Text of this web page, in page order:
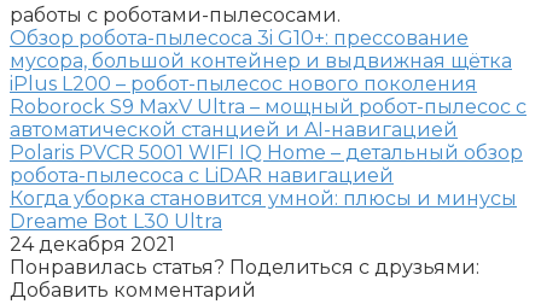
работы с роботами-пылесосами.
Обзор робота-пылесоса 3i G10+: прессование
мусора, большой контейнер и выдвижная щётка
iPlus L200 – робот-пылесос нового поколения
Roborock S9 MaxV Ultra – мощный робот-пылесос с
автоматической станцией и AI-навигацией
Polaris PVCR 5001 WIFI IQ Home – детальный обзор
робота-пылесоса с LiDAR навигацией
Когда уборка становится умной: плюсы и минусы
Dreame Bot L30 Ultra
24 декабря 2021
Понравилась статья? Поделиться с друзьями:
Добавить комментарий